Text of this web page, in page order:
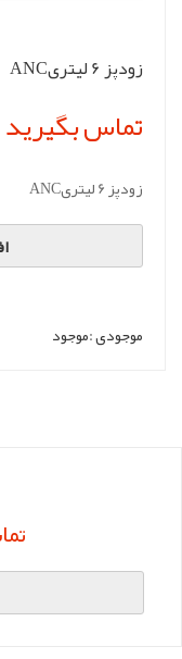
زودپز 6 لیتریANC
تماس بگیرید
زودپز 6 لیتریANC
موجودی :موجود